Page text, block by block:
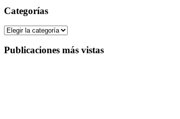
Categorías
Categorías
Publicaciones más vistas